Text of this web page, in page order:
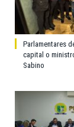
Parlamentares
capital o
Sabino